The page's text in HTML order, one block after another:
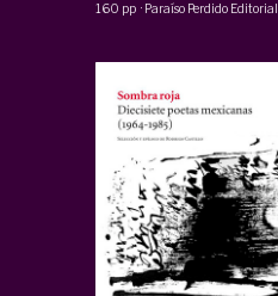
160 pp · Paraíso Perdido Editorial